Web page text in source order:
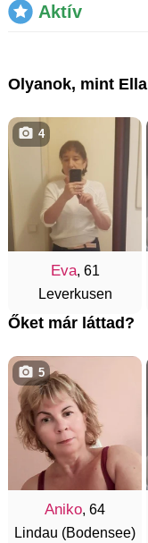
Aktív
Olyanok, mint Ella
Eva, 61
Leverkusen
4
Őket már láttad?
Aniko, 64
Lindau (Bodensee)
5